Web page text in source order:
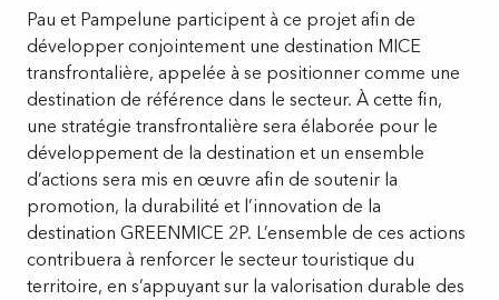
Pau et Pampelune participent à ce projet afin de
développer conjointement une destination MICE
transfrontalière, appelée à se positionner comme une
destination de référence dans le secteur. À cette fin,
une stratégie transfrontalière sera élaborée pour le
développement de la destination et un ensemble
d’actions sera mis en œuvre afin de soutenir la
promotion, la durabilité et l’innovation de la
destination GREENMICE 2P. L’ensemble de ces actions
contribuera à renforcer le secteur touristique du
territoire, en s’appuyant sur la valorisation durable des